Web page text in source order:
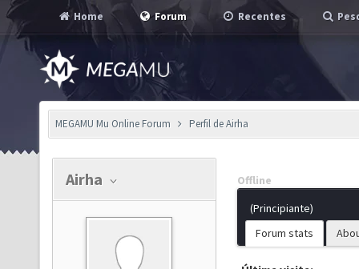
Home Forum Recentes
MEGAMU Mu Online Forum Perfil de Airha
Airha
Offline
(Principiante)
Forum stats